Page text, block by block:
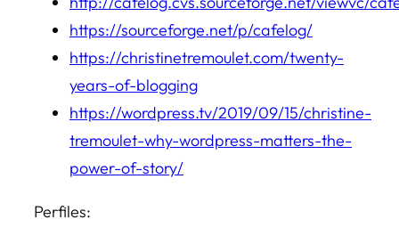
https://sourceforge.net/p/cafelog/
https://christinetremoulet.com/twenty-
years-of-blogging
https://wordpress.tv/2019/09/15/christine-
tremoulet-why-wordpress-matters-the-
power-of-story/
Perfiles: